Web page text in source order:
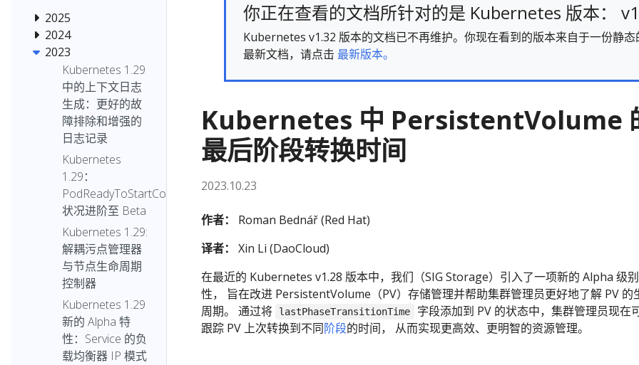
2025
2024
2023
Kubernetes 1.29
中的上下文日志
生成：更好的故
障排除和增强的
日志记录
Kubernetes
1.29：
PodReadyToStartContainers
状况进阶至 Beta
Kubernetes 1.29:
解耦污点管理器
与节点生命周期
控制器
Kubernetes 1.29
新的 Alpha 特
性：Service 的负
载均衡器 IP 模式
你正在查看的文档所针对的是 Kubernetes 版本：
Kubernetes v1.32 版本的文档已不再维护。你现在看到的版本来自于一份静
最新文档，请点击 最新版本。
Kubernetes 中 PersistentVolume
最后阶段转换时间
2023.10.23
作者：
Roman Bednář (Red Hat)
译者：
Xin Li (DaoCloud)
在最近的 Kubernetes v1.28 版本中，我们（SIG Storage）引入了一项新的 Alpha 级
性， 旨在改进 PersistentVolume（PV）存储管理并帮助集群管理员更好地了解 PV 的
周期。 通过将
lastPhaseTransitionTime
字段添加到 PV 的状态中，集群管理员现在
跟踪 PV 上次转换到不同阶段的时间， 从而实现更高效、更明智的资源管理。